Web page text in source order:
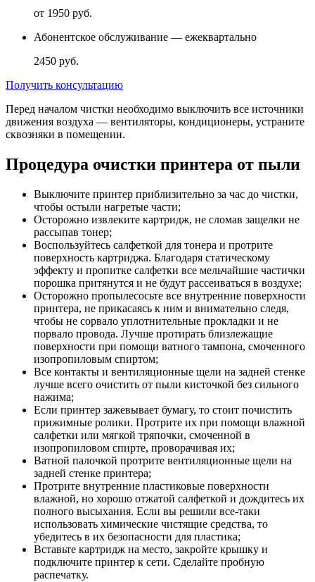
от 1950 руб.
Абонентское обслуживание — ежеквартально
2450 руб.
Получить консультацию
Перед началом чистки необходимо выключить все источники
движения воздуха — вентиляторы, кондиционеры, устраните
сквозняки в помещении.
Процедура очистки принтера от пыли
Выключите принтер приблизительно за час до чистки,
чтобы остыли нагретые части;
Осторожно извлеките картридж, не сломав защелки не
рассыпав тонер;
Воспользуйтесь салфеткой для тонера и протрите
поверхность картриджа. Благодаря статическому
эффекту и пропитке салфетки все мельчайшие частички
порошка притянутся и не будут рассеиваться в воздухе;
Осторожно пропылесосьте все внутренние поверхности
принтера, не прикасаясь к ним и внимательно следя,
чтобы не сорвало уплотнительные прокладки и не
порвало провода. Лучше протирать близлежащие
поверхности при помощи ватного тампона, смоченного
изопропиловым спиртом;
Все контакты и вентиляционные щели на задней стенке
лучше всего очистить от пыли кисточкой без сильного
нажима;
Если принтер зажевывает бумагу, то стоит почистить
прижимные ролики. Протрите их при помощи влажной
салфетки или мягкой тряпочки, смоченной в
изопропиловом спирте, проворачивая их;
Ватной палочкой протрите вентиляционные щели на
задней стенке принтера;
Протрите внутренние пластиковые поверхности
влажной, но хорошо отжатой салфеткой и дождитесь их
полного высыхания. Если вы решили все-таки
использовать химические чистящие средства, то
убедитесь в их безопасности для пластика;
Вставьте картридж на место, закройте крышку и
подключите принтер к сети. Сделайте пробную
распечатку.